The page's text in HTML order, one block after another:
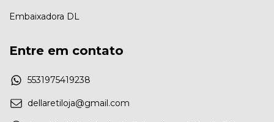
Embaixadora DL
Entre em contato
5531975419238
dellaretiloja@gmail.com